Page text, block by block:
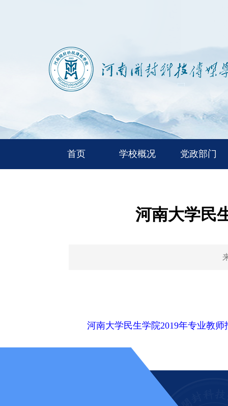
首页 学校概况 党政部门
河南大学民
河南大学民生学院2019年专业教师